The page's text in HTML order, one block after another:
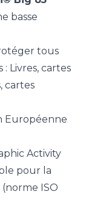
basse
tous
Livres, cartes
cartes
Européenne
Activity
pour la
ISO